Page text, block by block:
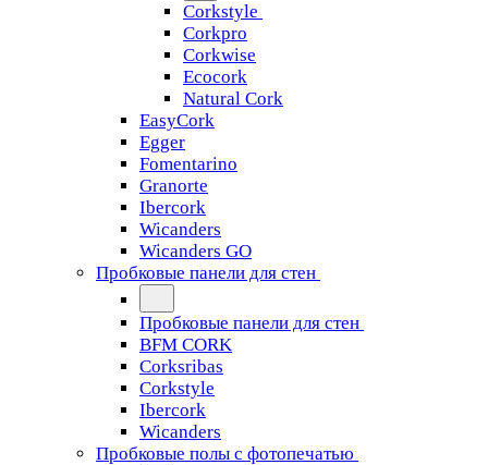
Corkstyle
Corkpro
Corkwise
Ecocork
Natural Cork
EasyCork
Egger
Fomentarino
Granorte
Ibercork
Wicanders
Wicanders GO
Пробковые панели для стен
Пробковые панели для стен
BFM CORK
Corksribas
Corkstyle
Ibercork
Wicanders
Пробковые полы с фотопечатью